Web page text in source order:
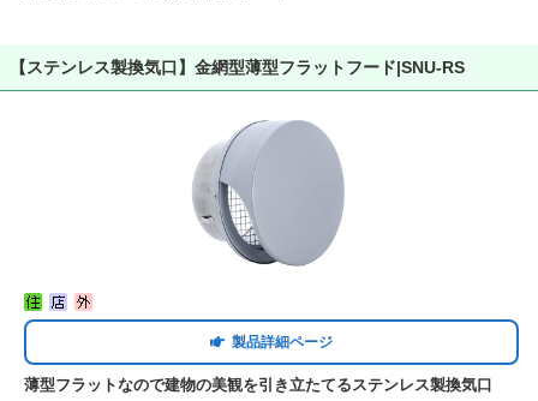
【ステンレス製換気口】金網型薄型フラットフード|SNU-RS
製品詳細ページ
薄型フラットなので建物の美観を引き立たてるステンレス製換気口